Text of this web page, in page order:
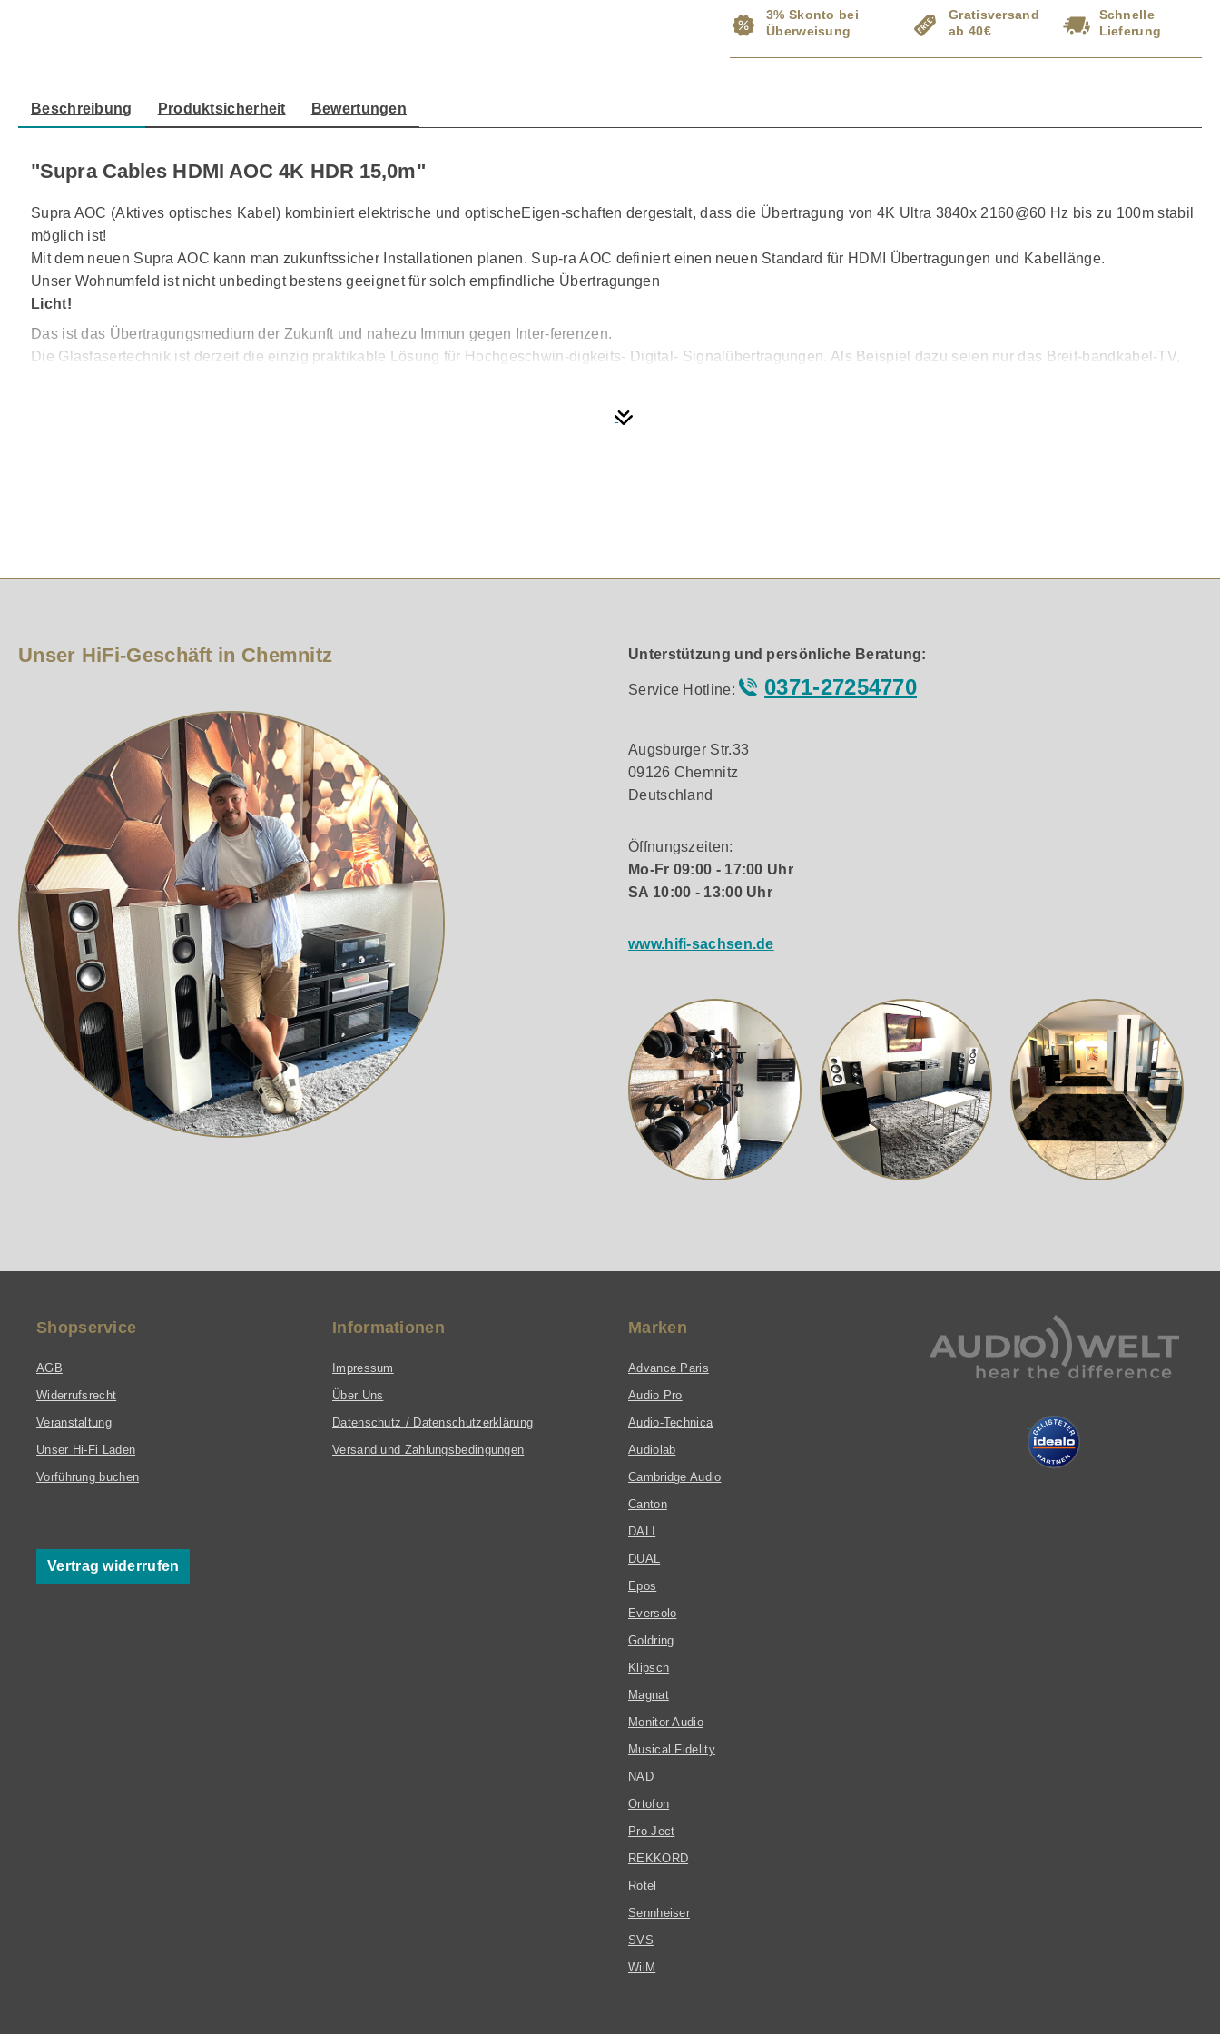
3% Skonto bei
Überweisung
Gratisversand
ab 40€
Schnelle
Lieferung
Beschreibung Produktsicherheit Bewertungen
"Supra Cables HDMI AOC 4K HDR 15,0m"
Supra AOC (Aktives optisches Kabel) kombiniert elektrische und optischeEigen-schaften dergestalt, dass die Übertragung von 4K Ultra 3840x 2160@60 Hz bis zu 100m stabil
möglich ist!
Mit dem neuen Supra AOC kann man zukunftssicher Installationen planen. Sup-ra AOC definiert einen neuen Standard für HDMI Übertragungen und Kabellänge.
Unser Wohnumfeld ist nicht unbedingt bestens geeignet für solch empfindliche Übertragungen
Licht!
Das ist das Übertragungsmedium der Zukunft und nahezu Immun gegen Inter-ferenzen.
Die Glasfasertechnik ist derzeit die einzig praktikable Lösung für Hochgeschwin-digkeits- Digital- Signalübertragungen. Als Beispiel dazu seien nur das Breit-bandkabel-TV,
Die optische Signalübertragung bietet neben den genannten Vorzügen auch die galvanische Trennung von Sender und Empfänger. Damit einhergehend, eine nahezu perfekte
Mit dem neuen Supra AOC kann man zukunftssicher Installationen planen. Supra AOC definiert einen neuen Standard für HDMI Übertragungen und Kabellänge
Eigens entwickelte goldplattierte und abgeschirmte Anschlüsse zur Vermeidung von Einstreuungen
Einsatz von optischen Technologien und Bauteilen
Unterstützt Auflösungen bis:Ultra HD 4K 3840×2160@60Hz bis zu 100 Meter
Dolby Athmos, True HD, DTS-HD Master Audio, bis zu 32 Audio Kanäle
Plug & Play Aufbau – keine zusätzlichen Treiber oder separate Stromversorgung notwendig
Dünnes, hochflexibles Kabel, Durchmesser 4,5mm, einfach zu verlegen
Die extrem große Bandbreite von 20 Gbps ermöglicht perfekte High Speed Übertragung bei voller Farbtiefe
4:4:4 color
HDR Unterstützung
ARC & CEC
HDCP 2.2
Unser HiFi-Geschäft in Chemnitz Unterstützung und persönliche Beratung:
Service Hotline: 0371-27254770
Augsburger Str.33
09126 Chemnitz
Deutschland
Öffnungszeiten:
Mo-Fr 09:00 - 17:00 Uhr
SA 10:00 - 13:00 Uhr
www.hifi-sachsen.de
Shopservice
AGB
Widerrufsrecht
Veranstaltung
Unser Hi-Fi Laden
Vorführung buchen
Vertrag widerrufen
Informationen
Impressum
Über Uns
Datenschutz / Datenschutzerklärung
Versand und Zahlungsbedingungen
Marken
Advance Paris
Audio Pro
Audio-Technica
Audiolab
Cambridge Audio
Canton
DALI
DUAL
Epos
Eversolo
Goldring
Klipsch
Magnat
Monitor Audio
Musical Fidelity
NAD
Ortofon
Pro-Ject
REKKORD
Rotel
Sennheiser
SVS
WiiM